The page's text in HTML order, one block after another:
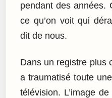
pendant des années.
ce qu’on voit qui
dit de nous.
Dans un registre plus
a traumatisé toute
télévision. L’image